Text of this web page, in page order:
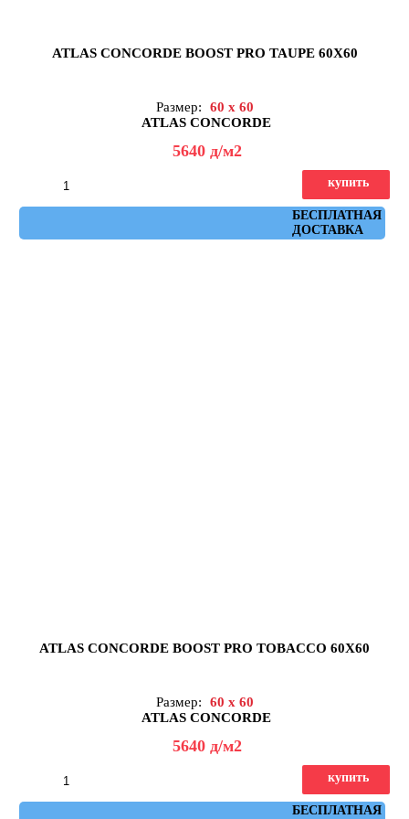
ATLAS CONCORDE BOOST PRO TAUPE 60X60
Размер:
60 x 60
ATLAS CONCORDE
5640 д/м2
БЕСПЛАТНАЯ
ДОСТАВКА
купить
ATLAS CONCORDE BOOST PRO TOBACCO 60X60
Размер:
60 x 60
ATLAS CONCORDE
5640 д/м2
БЕСПЛАТНАЯ
купить